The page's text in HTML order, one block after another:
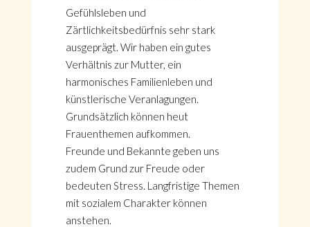
Gefühlsleben und
Zärtlichkeitsbedürfnis sehr stark
ausgeprägt. Wir haben ein gutes
Verhältnis zur Mutter, ein
harmonisches Familienleben und
künstlerische Veranlagungen.
Grundsätzlich können heut
Frauenthemen aufkommen.
Freunde und Bekannte geben uns
zudem Grund zur Freude oder
bedeuten Stress. Langfristige Themen
mit sozialem Charakter können
anstehen.